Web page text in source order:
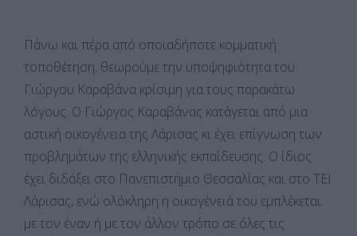
Πάνω και πέρα από οποιαδήποτε κομματική
τοποθέτηση, θεωρούμε την υποψηφιότητα του
Γιώργου Καραβάνα κρίσιμη για τους παρακάτω
λόγους. Ο Γιώργος Καραβάνας κατάγεται από μια
αστική οικογένεια της Λάρισας κι έχει επίγνωση των
προβλημάτων της ελληνικής εκπαίδευσης. Ο ίδιος
έχει διδάξει στο Πανεπιστήμιο Θεσσαλίας και στο ΤΕΙ
Λάρισας, ενώ ολόκληρη η οικογένειά του εμπλέκεται
με τον έναν ή με τον άλλον τρόπο σε όλες τις